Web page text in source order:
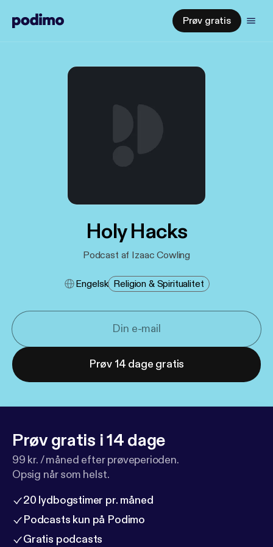
Prøv gratis
Holy Hacks
Podcast af Izaac Cowling
Engelsk Religion & Spiritualitet
Prøv 14 dage gratis
Prøv gratis i 14 dage
99 kr. / måned efter prøveperioden.
Opsig når som helst.
20 lydbogstimer pr. måned
Podcasts kun på Podimo
Gratis podcasts